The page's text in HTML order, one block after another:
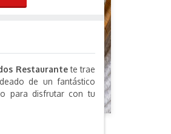
Restaurantete trae
de un fantástico
para disfrutar con tu